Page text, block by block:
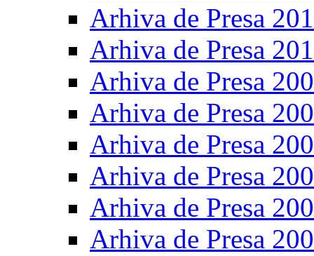
Arhiva de Presa
Arhiva de Presa
Arhiva de Presa
Arhiva de Presa
Arhiva de Presa
Arhiva de Presa
Arhiva de Presa
Arhiva de Presa